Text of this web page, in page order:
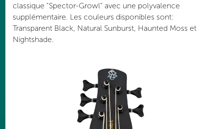
classique "Spector-Growl" avec une polyvalence
supplémentaire. Les couleurs disponibles sont:
Transparent Black, Natural Sunburst, Haunted Moss et
Nightshade.